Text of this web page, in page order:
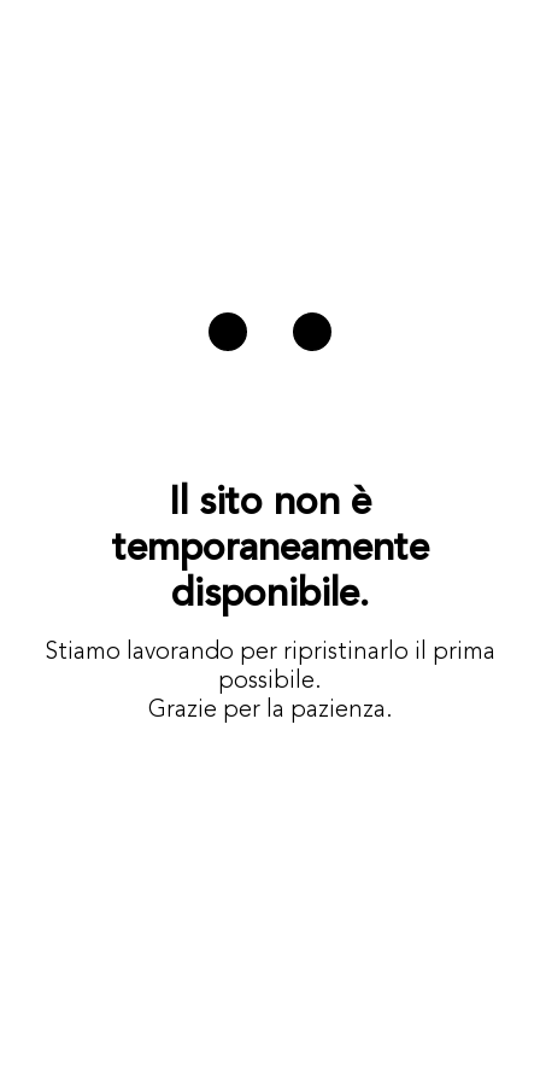
Il sito non è
temporaneamente
disponibile.
Stiamo lavorando per ripristinarlo il prima
possibile.
Grazie per la pazienza.